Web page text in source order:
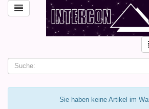
Sie haben keine Artikel im